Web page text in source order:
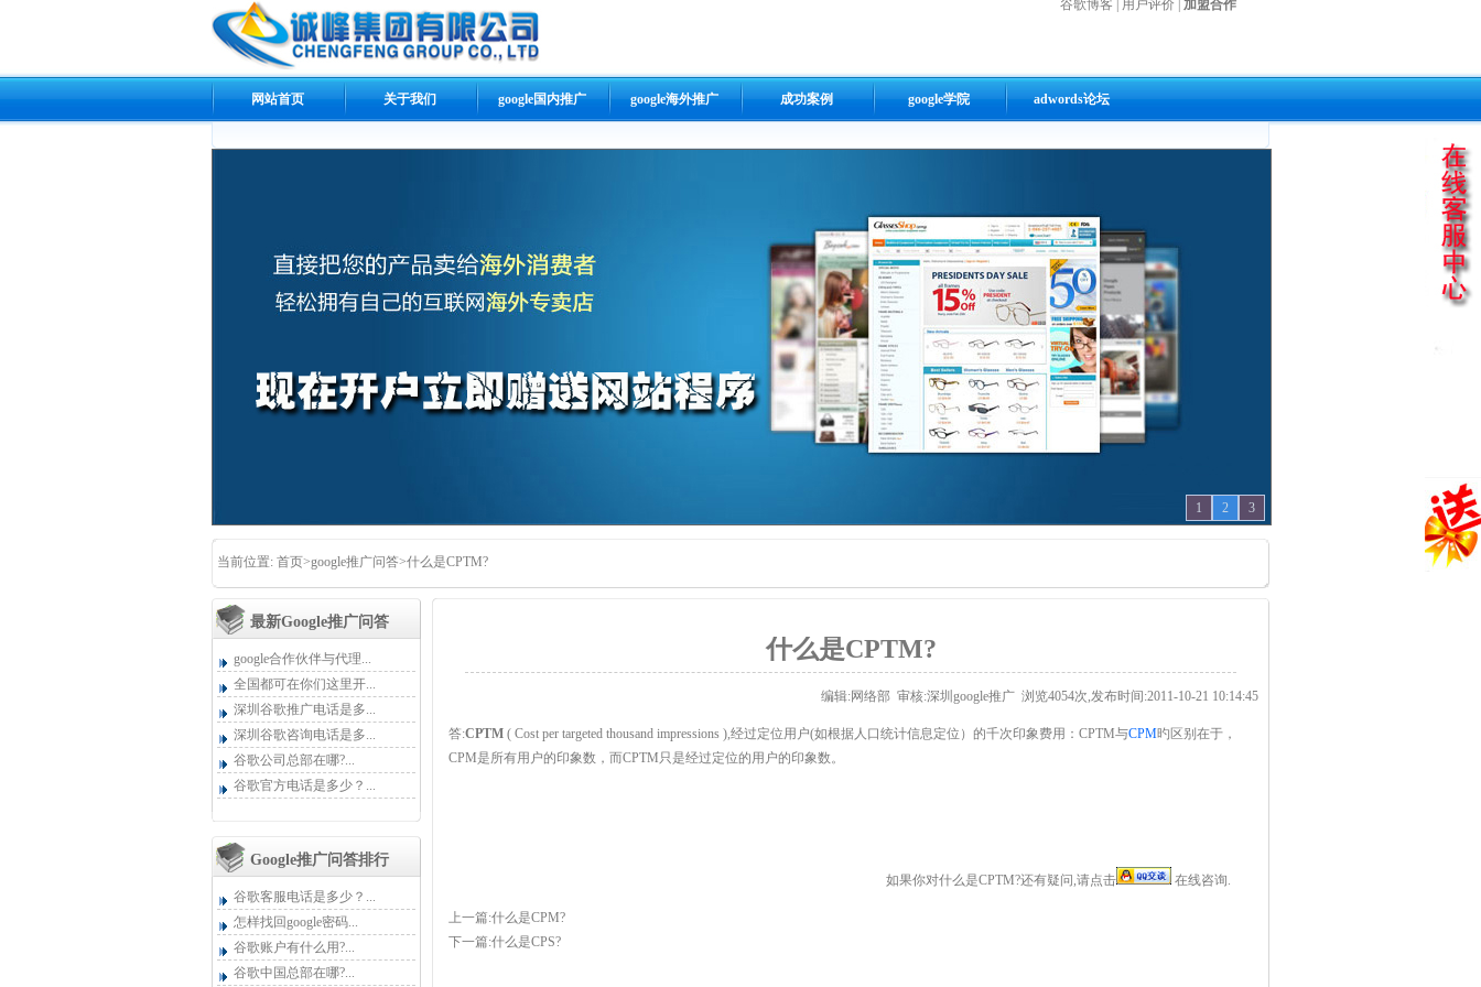
谷歌博客 用户评价 加盟合作
网站首页 关于我们 google国内推广 google海外推广 成功案例 google学院 adwords论坛
1 2 3
当前位置: 首页>google推广问答>什么是CPTM?
最新google推广问答
google合作伙伴与代理...
全国都可在你们这里开...
深圳谷歌推广电话是多...
深圳谷歌咨询电话是多...
谷歌公司总部在哪?...
谷歌官方电话是多少？...
Google推广问答排行
谷歌客服电话是多少？...
怎样找回google密码...
谷歌账户有什么用?...
谷歌中国总部在哪?...
什么是CPTM?
编辑:网络部 审核:深圳google推广 浏览4054次,发布时间:2011-10-21 10:14:45
答:CPTM ( Cost per targeted thousand impressions ),经过定位用户(如根据人口统计信息定位）的千次印象费用：CPTM与CPM旳区别在于，
CPM是所有用户的印象数，而CPTM只是经过定位的用户的印象数。
如果你对什么是CPTM?还有疑问,请点击 在线咨询.
上一篇:什么是CPM?
下一篇:什么是CPS?